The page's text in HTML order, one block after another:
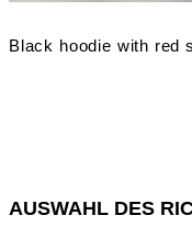
AUSWAHL DES